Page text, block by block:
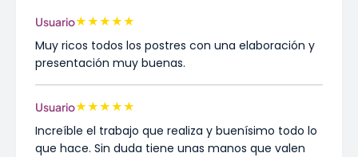
Usuario★★★★★
Muy ricos todos los postres con una elaboración y
presentación muy buenas.
Usuario★★★★★
Increíble el trabajo que realiza y buenísimo todo lo
que hace. Sin duda tiene unas manos que valen